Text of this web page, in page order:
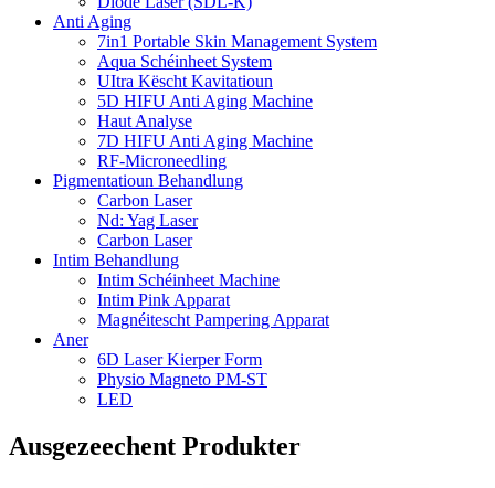
Anti Aging
7in1 Portable Skin Management System
Aqua Schéinheet System
UItra Këscht Kavitatioun
5D HIFU Anti Aging Machine
Haut Analyse
7D HIFU Anti Aging Machine
RF-Microneedling
Pigmentatioun Behandlung
Carbon Laser
Nd: Yag Laser
Carbon Laser
Intim Behandlung
Intim Schéinheet Machine
Intim Pink Apparat
Magnéitescht Pampering Apparat
Aner
6D Laser Kierper Form
Physio Magneto PM-ST
LED
Ausgezeechent Produkter